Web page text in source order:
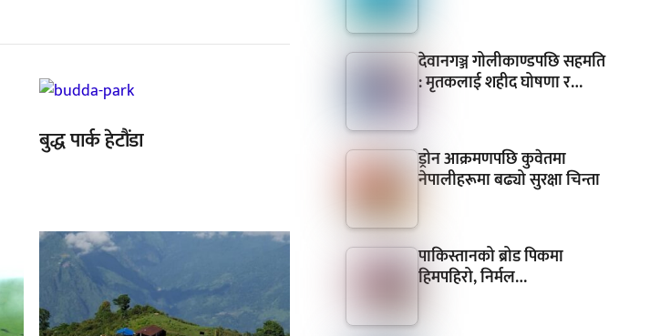
बुद्ध पार्क हेटौंडा
देवानगञ्ज गोलीकाण्डपछि सहमति
: मृतकलाई शहीद घोषणा र…
ड्रोन आक्रमणपछि कुवेतमा
नेपालीहरूमा बढ्यो सुरक्षा चिन्ता
पाकिस्तानको ब्रोड पिकमा
हिमपहिरो, निर्मल…